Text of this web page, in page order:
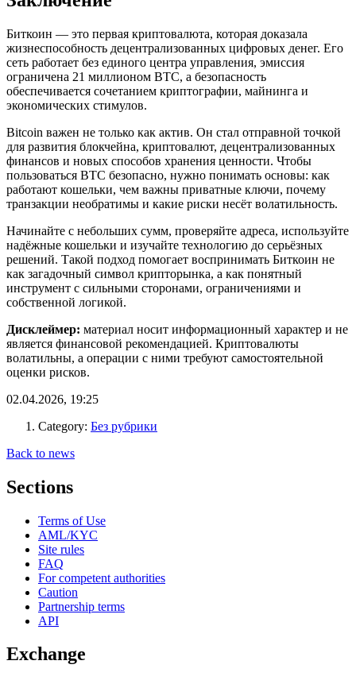
Биткоин — это первая криптовалюта, которая доказала
жизнеспособность децентрализованных цифровых денег. Его
сеть работает без единого центра управления, эмиссия
ограничена 21 миллионом BTC, а безопасность
обеспечивается сочетанием криптографии, майнинга и
экономических стимулов.
Bitcoin важен не только как актив. Он стал отправной точкой
для развития блокчейна, криптовалют, децентрализованных
финансов и новых способов хранения ценности. Чтобы
пользоваться BTC безопасно, нужно понимать основы: как
работают кошельки, чем важны приватные ключи, почему
транзакции необратимы и какие риски несёт волатильность.
Начинайте с небольших сумм, проверяйте адреса, используйте
надёжные кошельки и изучайте технологию до серьёзных
решений. Такой подход помогает воспринимать Биткоин не
как загадочный символ крипторынка, а как понятный
инструмент с сильными сторонами, ограничениями и
собственной логикой.
Дисклеймер: материал носит информационный характер и не
является финансовой рекомендацией. Криптовалюты
волатильны, а операции с ними требуют самостоятельной
оценки рисков.
02.04.2026, 19:25
Category: Без рубрики
Back to news
Sections
Terms of Use
AML/KYC
Site rules
FAQ
For competent authorities
Caution
Partnership terms
API
Exchange